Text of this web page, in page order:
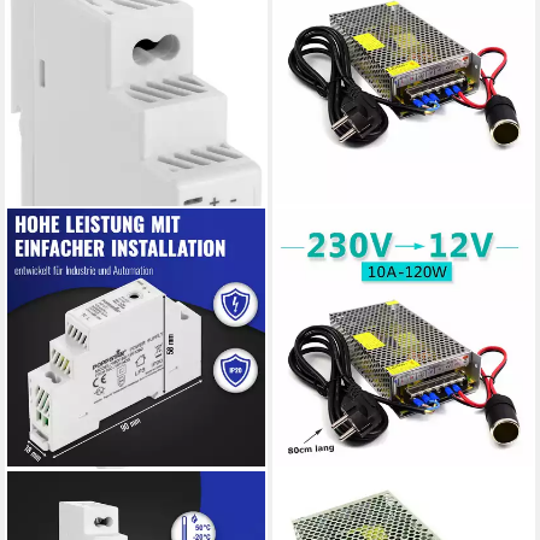
POPPSTAR
Din Rail Klingeltrafo
BOLWINS
C15C AC/DC Einbaunetzteil